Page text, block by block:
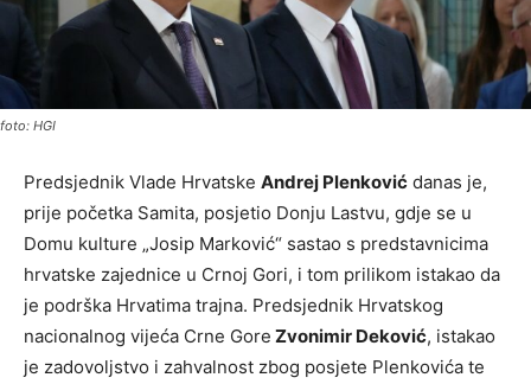
foto: HGI
Predsjednik Vlade Hrvatske Andrej Plenković danas je,
prije početka Samita, posjetio Donju Lastvu, gdje se u
Domu kulture „Josip Marković“ sastao s predstavnicima
hrvatske zajednice u Crnoj Gori, i tom prilikom istakao da
je podrška Hrvatima trajna. Predsjednik Hrvatskog
nacionalnog vijeća Crne Gore Zvonimir Deković, istakao
je zadovoljstvo i zahvalnost zbog posjete Plenkovića te